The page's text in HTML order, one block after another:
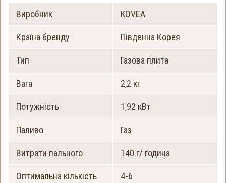
Виробник KOVEA
Країна бренду Південна Корея
Тип Газова плита
Вага 2,2 кг
Потужність 1,92 кВт
Паливо Газ
Витрати пального 140 г/ година
Оптимальна кількість
4-6